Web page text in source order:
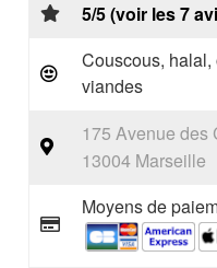
5/5 (voir les 7
Couscous,
viandes
175 Avenue des
13004 Marseille
Moyens de